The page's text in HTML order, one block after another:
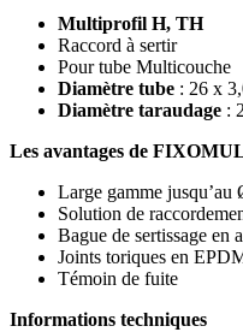
Multiprofil H, TH
Raccord à sertir
Pour tube Multicouche
Diamètre tube : 26 x
Diamètre taraudage :
Les avantages de
Large gamme jusqu’au
Solution de
Bague de sertissage en
Joints toriques en
Témoin de fuite
Informations techniques